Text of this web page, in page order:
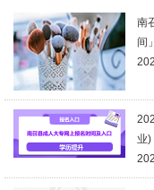
南
间」
业)